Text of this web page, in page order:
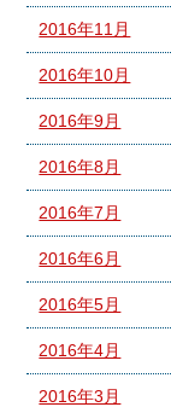
2016年11月
2016年10月
2016年9月
2016年8月
2016年7月
2016年6月
2016年5月
2016年4月
2016年3月